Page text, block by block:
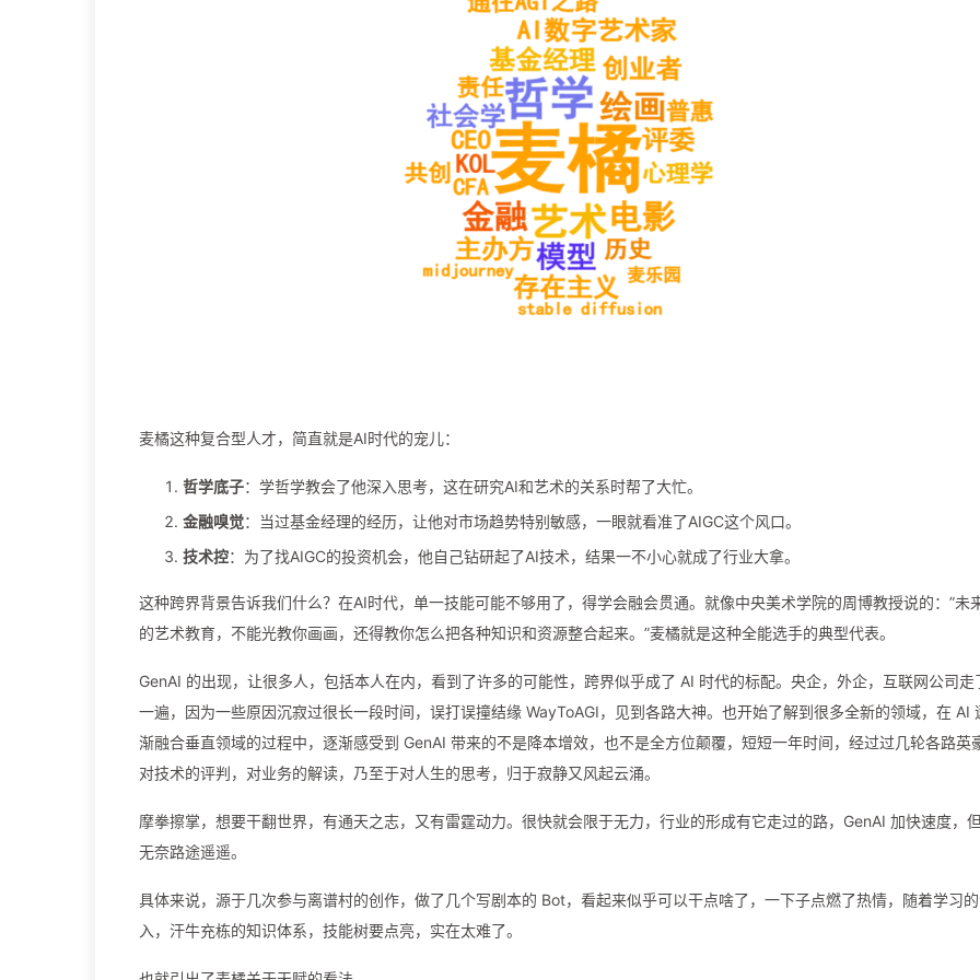
麦橘这种复合型人才，简直就是AI时代的宠儿：
哲学底子：学哲学教会了他深入思考，这在研究AI和艺术的关系时帮了大忙。
金融嗅觉：当过基金经理的经历，让他对市场趋势特别敏感，一眼就看准了AIGC这个风口。
技术控：为了找AIGC的投资机会，他自己钻研起了AI技术，结果一不小心就成了行业大拿。
这种跨界背景告诉我们什么？在AI时代，单一技能可能不够用了，得学会融会贯通。就像中央美术学院的周博教授说的：”未
的艺术教育，不能光教你画画，还得教你怎么把各种知识和资源整合起来。”麦橘就是这种全能选手的典型代表。
GenAI 的出现，让很多人，包括本人在内，看到了许多的可能性，跨界似乎成了 AI 时代的标配。央企，外企，互联网公司走
一遍，因为一些原因沉寂过很长一段时间，误打误撞结缘 WayToAGI，见到各路大神。也开始了解到很多全新的领域，在 AI
渐融合垂直领域的过程中，逐渐感受到 GenAI 带来的不是降本增效，也不是全方位颠覆，短短一年时间，经过过几轮各路英
对技术的评判，对业务的解读，乃至于对人生的思考，归于寂静又风起云涌。
摩拳擦掌，想要干翻世界，有通天之志，又有雷霆动力。很快就会限于无力，行业的形成有它走过的路，GenAI 加快速度，
无奈路途遥遥。
具体来说，源于几次参与离谱村的创作，做了几个写剧本的 Bot，看起来似乎可以干点啥了，一下子点燃了热情，随着学习
入，汗牛充栋的知识体系，技能树要点亮，实在太难了。